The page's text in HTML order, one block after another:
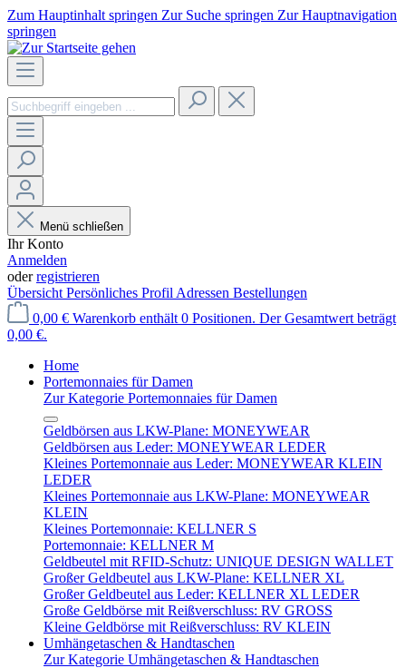
Zum Hauptinhalt springen Zur Suche springen Zur Hauptnavigation
springen
Menü schließen
Ihr Konto
Anmelden
oderregistrieren
Übersicht Persönliches Profil Adressen Bestellungen
0,00 € Warenkorb enthält 0 Positionen. Der Gesamtwert beträgt
0,00 €.
Home
Portemonnaies für Damen
Zur Kategorie Portemonnaies für Damen
Geldbörsen aus LKW-Plane: MONEYWEAR
Geldbörsen aus Leder: MONEYWEAR LEDER
Kleines Portemonnaie aus Leder: MONEYWEAR KLEIN
LEDER
Kleines Portemonnaie aus LKW-Plane: MONEYWEAR
KLEIN
Kleines Portemonnaie: KELLNER S
Portemonnaie: KELLNER M
Geldbeutel mit RFID-Schutz: UNIQUE DESIGN WALLET
Großer Geldbeutel aus LKW-Plane: KELLNER XL
Großer Geldbeutel aus Leder: KELLNER XL LEDER
Große Geldbörse mit Reißverschluss: RV GROSS
Kleine Geldbörse mit Reißverschluss: RV KLEIN
Umhängetaschen & Handtaschen
Zur Kategorie Umhängetaschen & Handtaschen